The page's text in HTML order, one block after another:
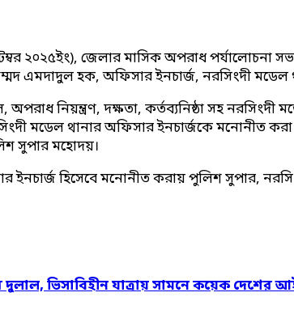
২০২৫ইং), জেলার মাসিক অপরাধ
এমদাদুল হক, অফিসার ইনচার্জ, নরসিংদী মডেল
নিয়ন্ত্রণ, দক্ষতা, কর্তব্যনিষ্ঠা সহ
মডেল থানার অফিসার ইনচার্জকে মনোনীত করা
সুপার মহোদয়।
হিসেবে মনোনীত করায় পুলিশ সুপার,
ভিসাবিহীন যাত্রায় সামনে কয়েক দেশের